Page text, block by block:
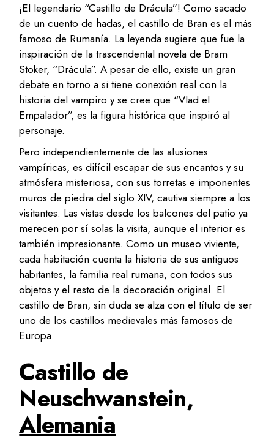
¡El legendario “Castillo de Drácula”! Como sacado
de un cuento de hadas, el castillo de Bran es el más
famoso de Rumanía. La leyenda sugiere que fue la
inspiración de la trascendental novela de Bram
Stoker, “Drácula”. A pesar de ello, existe un gran
debate en torno a si tiene conexión real con la
historia del vampiro y se cree que “Vlad el
Empalador”, es la figura histórica que inspiró al
personaje.
Pero independientemente de las alusiones
vampíricas, es difícil escapar de sus encantos y su
atmósfera misteriosa, con sus torretas e imponentes
muros de piedra del siglo XIV, cautiva siempre a los
visitantes. Las vistas desde los balcones del patio ya
merecen por sí solas la visita, aunque el interior es
también impresionante. Como un museo viviente,
cada habitación cuenta la historia de sus antiguos
habitantes, la familia real rumana, con todos sus
objetos y el resto de la decoración original. El
castillo de Bran, sin duda se alza con el título de ser
uno de los castillos medievales más famosos de
Europa.
Castillo de
Neuschwanstein,
Alemania